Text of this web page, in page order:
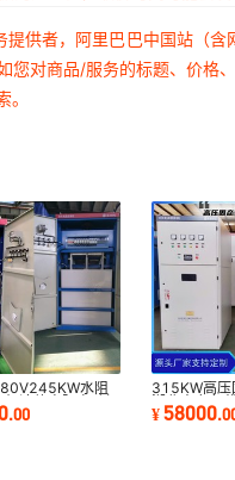
供者，阿里巴巴中国站（
对商品/服务的标题、价
水阻
机液体电阻启动柜
.00
315KW高压
湖北忠东负
机破碎机
¥58000.